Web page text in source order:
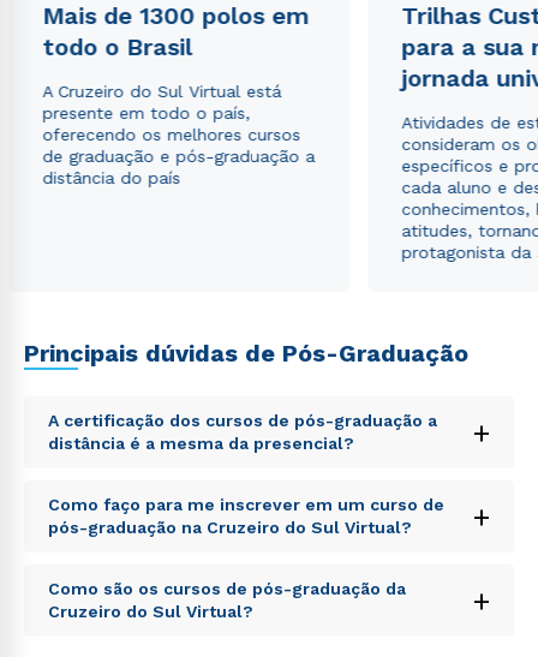
Mais de 1300 polos em
todo o Brasil
A Cruzeiro do Sul Virtual está
presente em todo o país,
oferecendo os melhores cursos
de graduação e pós-graduação a
distância do país
Trilhas
para a sua
jornada
Atividades de
consideram os
específicos e
cada aluno e
conhecimentos,
atitudes,
protagonista da
Principais dúvidas de Pós-Graduação
A certificação dos cursos de pós-graduação a
distância é a mesma da presencial?
+
Sed ut perspiciatis unde omnis iste natus error sit
voluptatem accusantium doloremque laudantium,
totam rem aperiam, eaque ipsa quae ab illo inventore
explicabo. Nemo enim ipsam voluptatem quia
voluptas sit aspernatur aut odit aut fugit, sed quia
Como faço para me inscrever em um curso de
pós-graduação na Cruzeiro do Sul Virtual?
+
Sed ut perspiciatis unde omnis iste natus error sit
voluptatem accusantium doloremque laudantium,
Como são os cursos de pós-graduação da
Cruzeiro do Sul Virtual?
+
autorizo que meus dados sejam utilizados para o
envio de conteúdos da Cruzeiro do Sul.